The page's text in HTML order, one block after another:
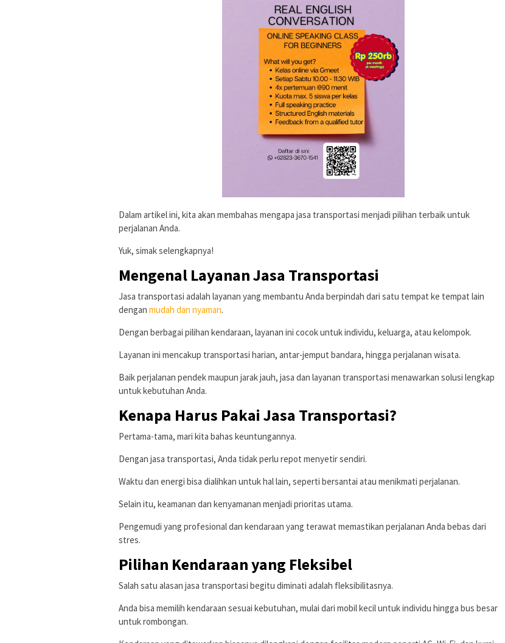
Dalam artikel ini, kita akan membahas mengapa jasa transportasi menjadi pilihan terbaik untuk
perjalanan Anda.
Yuk, simak selengkapnya!
Mengenal Layanan Jasa Transportasi
Jasa transportasi adalah layanan yang membantu Anda berpindah dari satu tempat ke tempat lain
dengan mudah dan nyaman.
Dengan berbagai pilihan kendaraan, layanan ini cocok untuk individu, keluarga, atau kelompok.
Layanan ini mencakup transportasi harian, antar-jemput bandara, hingga perjalanan wisata.
Baik perjalanan pendek maupun jarak jauh, jasa dan layanan transportasi menawarkan solusi lengkap
untuk kebutuhan Anda.
Kenapa Harus Pakai Jasa Transportasi?
Pertama-tama, mari kita bahas keuntungannya.
Dengan jasa transportasi, Anda tidak perlu repot menyetir sendiri.
Waktu dan energi bisa dialihkan untuk hal lain, seperti bersantai atau menikmati perjalanan.
Selain itu, keamanan dan kenyamanan menjadi prioritas utama.
Pengemudi yang profesional dan kendaraan yang terawat memastikan perjalanan Anda bebas dari
stres.
Pilihan Kendaraan yang Fleksibel
Salah satu alasan jasa transportasi begitu diminati adalah fleksibilitasnya.
Anda bisa memilih kendaraan sesuai kebutuhan, mulai dari mobil kecil untuk individu hingga bus besar
untuk rombongan.